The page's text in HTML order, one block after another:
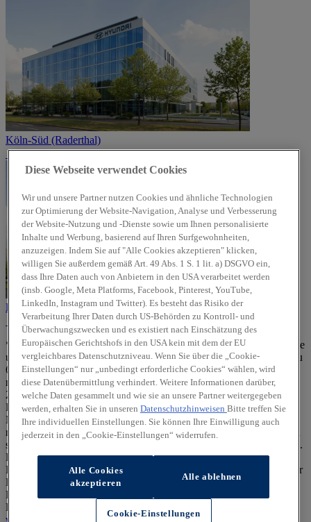
Köln-Süd (Raderthal)
Köln-Ost (Mülheim)
** Die staatl. Förderung ist für rein batterieelektrische Neufahrzeuge
und bestimmte Plug-in-Hybrid-Neufahrzeuge (CO₂-Emission bis zu
60 g CO₂/km (Typgenehmigungswert) oder elektrische Reichweite
mind. 80 km) der EU-Fahrzeugklasse M1, die ab dem 1. Januar
2026 erstmals in Deutschland zugelassen werden, für
Privatpersonen möglich und setzt eine Mindesthaltedauer von 36
Monaten voraus. Berechtigung zur Förderung und Höhe derselben
richten sich nach dem zu versteuernden Haushaltsjahreseinkommen
sowie der Anzahl der im Haushalt lebenden Kinder unter 18 Jahren.
Die Förderung muss spätestens 1 Jahr nach Zulassung des
Fahrzeugs beantragt werden. Kein Rechtsanspruch. Auszahlung der
Förderung nach Qualifizierung gemäß Richtlinien und positivem
Bescheid eines von Ihnen gestellten Antrags im staatlichen Online-
Portal. Mehr Details dazu unter:
Diese Webseite verwendet Cookies
Wir und unsere Partner nutzen Cookies und ähnliche Technologien
zur Optimierung der Website-Navigation, Analyse und Verbesserung
der Website-Nutzung und -Dienste sowie um Ihnen personalisierte
Inhalte und Werbung, basierend auf Ihren Surfgewohnheiten,
anzuzeigen. Indem Sie auf "Alle Cookies akzeptieren" klicken,
willigen Sie außerdem gemäß Art. 49 Abs. 1 S. 1 lit. a) DSGVO ein,
dass Ihre Daten auch von Anbietern in den USA verarbeitet werden
(insb. Google, Meta Platforms, Facebook, Pinterest, YouTube,
LinkedIn, Instagram und Twitter). Es besteht das Risiko der
Verarbeitung Ihrer Daten durch US-Behörden zu Kontroll- und
Überwachungszwecken und es existiert nach Einschätzung des
Europäischen Gerichtshofs in den USA kein mit dem der EU
vergleichbares Datenschutzniveau. Wenn Sie über die „Cookie-
Einstellungen“ nur „unbedingt erforderliche Cookies“ wählen, wird
diese Datenübermittlung verhindert. Weitere Informationen darüber,
welche Daten gesammelt und wie sie an unsere Partner weitergegeben
werden, erhalten Sie in unseren Datenschutzhinweisen Bitte treffen Sie
Ihre individuellen Einstellungen. Sie können Ihre Einwilligung auch
jederzeit in den „Cookie-Einstellungen“ widerrufen.
Alle Cookies
akzeptieren
Alle ablehnen
Cookie-Einstellungen